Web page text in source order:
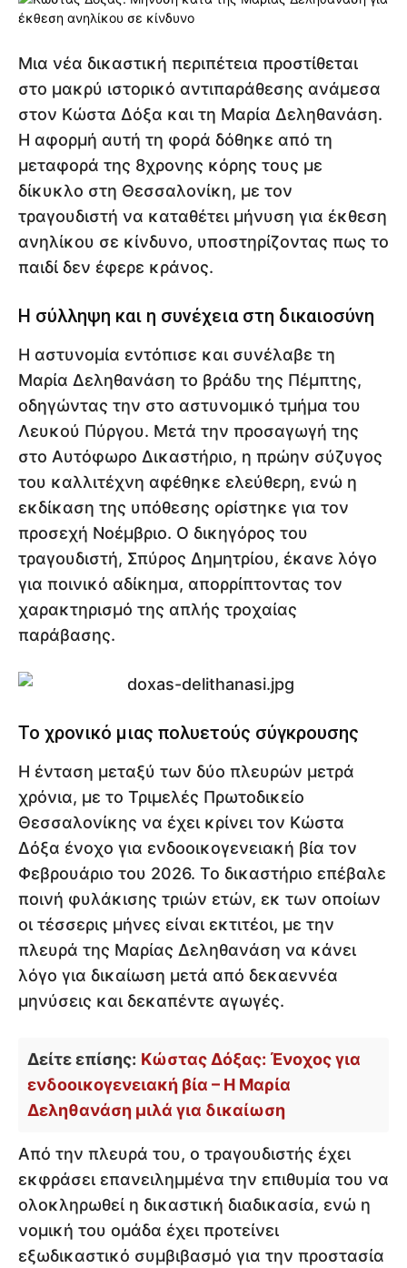
Μια νέα δικαστική περιπέτεια προστίθεται
στο μακρύ ιστορικό αντιπαράθεσης ανάμεσα
στον Κώστα Δόξα και τη Μαρία Δεληθανάση.
Η αφορμή αυτή τη φορά δόθηκε από τη
μεταφορά της 8χρονης κόρης τους με
δίκυκλο στη Θεσσαλονίκη, με τον
τραγουδιστή να καταθέτει μήνυση για έκθεση
ανηλίκου σε κίνδυνο, υποστηρίζοντας πως το
παιδί δεν έφερε κράνος.
Η σύλληψη και η συνέχεια στη δικαιοσύνη
Η αστυνομία εντόπισε και συνέλαβε τη
Μαρία Δεληθανάση το βράδυ της Πέμπτης,
οδηγώντας την στο αστυνομικό τμήμα του
Λευκού Πύργου. Μετά την προσαγωγή της
στο Αυτόφωρο Δικαστήριο, η πρώην σύζυγος
του καλλιτέχνη αφέθηκε ελεύθερη, ενώ η
εκδίκαση της υπόθεσης ορίστηκε για τον
προσεχή Νοέμβριο. Ο δικηγόρος του
τραγουδιστή, Σπύρος Δημητρίου, έκανε λόγο
για ποινικό αδίκημα, απορρίπτοντας τον
χαρακτηρισμό της απλής τροχαίας
παράβασης.
Το χρονικό μιας πολυετούς σύγκρουσης
Η ένταση μεταξύ των δύο πλευρών μετρά
χρόνια, με το Τριμελές Πρωτοδικείο
Θεσσαλονίκης να έχει κρίνει τον Κώστα
Δόξα ένοχο για ενδοοικογενειακή βία τον
Φεβρουάριο του 2026. Το δικαστήριο επέβαλε
ποινή φυλάκισης τριών ετών, εκ των οποίων
οι τέσσερις μήνες είναι εκτιτέοι, με την
πλευρά της Μαρίας Δεληθανάση να κάνει
λόγο για δικαίωση μετά από δεκαεννέα
μηνύσεις και δεκαπέντε αγωγές.
Δείτε επίσης: Κώστας Δόξας: Ένοχος για
ενδοοικογενειακή βία – Η Μαρία
Δεληθανάση μιλά για δικαίωση
Από την πλευρά του, ο τραγουδιστής έχει
εκφράσει επανειλημμένα την επιθυμία του να
ολοκληρωθεί η δικαστική διαδικασία, ενώ η
νομική του ομάδα έχει προτείνει
εξωδικαστικό συμβιβασμό για την προστασία